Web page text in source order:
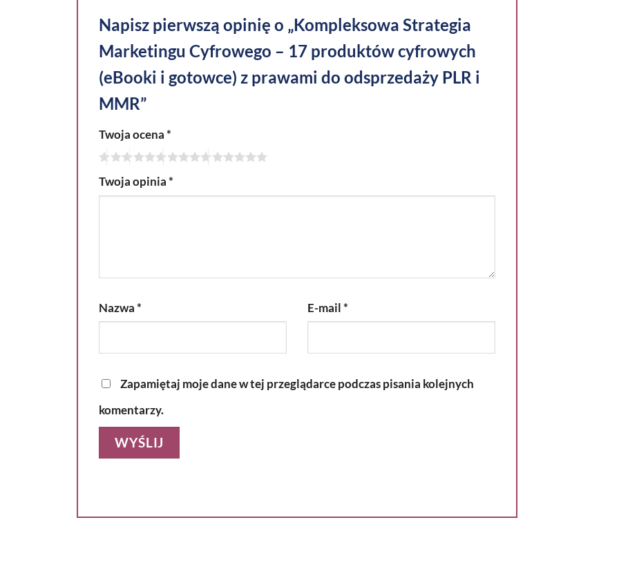
Napisz pierwszą opinię o „Kompleksowa Strategia
Marketingu Cyfrowego – 17 produktów cyfrowych
(eBooki i gotowce) z prawami do odsprzedaży PLR i
MMR”
Twoja ocena*
Twoja opinia*
Nazwa* E-mail*
Zapamiętaj moje dane w tej przeglądarce podczas pisania kolejnych
komentarzy.